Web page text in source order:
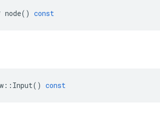
node() const
:: Input() const